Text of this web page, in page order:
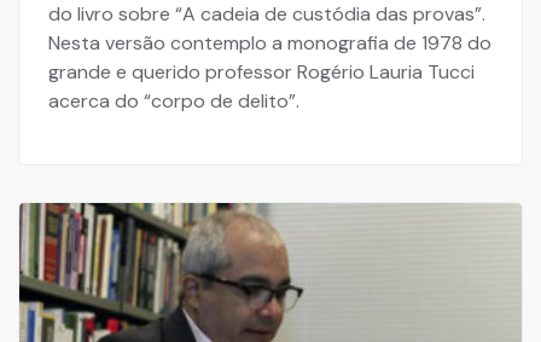
do livro sobre “A cadeia de custódia das provas”.
Nesta versão contemplo a monografia de 1978 do
grande e querido professor Rogério Lauria Tucci
acerca do “corpo de delito”.